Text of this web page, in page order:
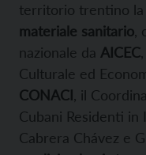
territorio trentino la
materiale sanitario
nazionale da AICEC
Culturale ed
CONACI , il
Cubani Residenti in
Cabrera Chávez e